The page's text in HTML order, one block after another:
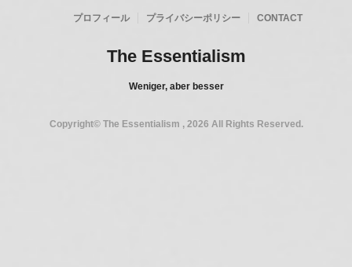
プロフィール プライバシーポリシー CONTACT
The Essentialism
Weniger, aber besser
Copyright© The Essentialism , 2026 All Rights Reserved.